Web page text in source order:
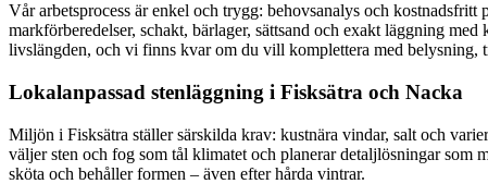
Vår arbetsprocess är enkel och trygg: behovsanalys och
markförberedelser, schakt, bärlager, sättsand och exakt läggning
livslängden, och vi finns kvar om du vill komplettera med belysning,
Lokalanpassad stenläggning i Fisksätra och Nacka
Miljön i Fisksätra ställer särskilda krav: kustnära vindar, salt och
väljer sten och fog som tål klimatet och planerar detaljlösningar som
sköta och behåller formen – även efter hårda vintrar.